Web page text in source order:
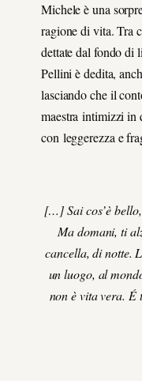
Michele è una
ragione di vita. Tra
dettate dal fondo di
Pellini è dedita,
lasciando che il
maestra intimizzi in
con leggerezza e
[…] Sai cos’è
Ma domani, ti
cancella, di notte.
un luogo, al
non è vita vera. É